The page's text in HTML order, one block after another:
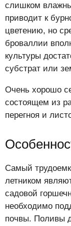
слишком
приводит к
цветению, но
броваллии
культуры
субстрат или
Очень хорошо
состоящем из
перегноя и
Самый
летником
садовой
необходимо
почвы. Поливы